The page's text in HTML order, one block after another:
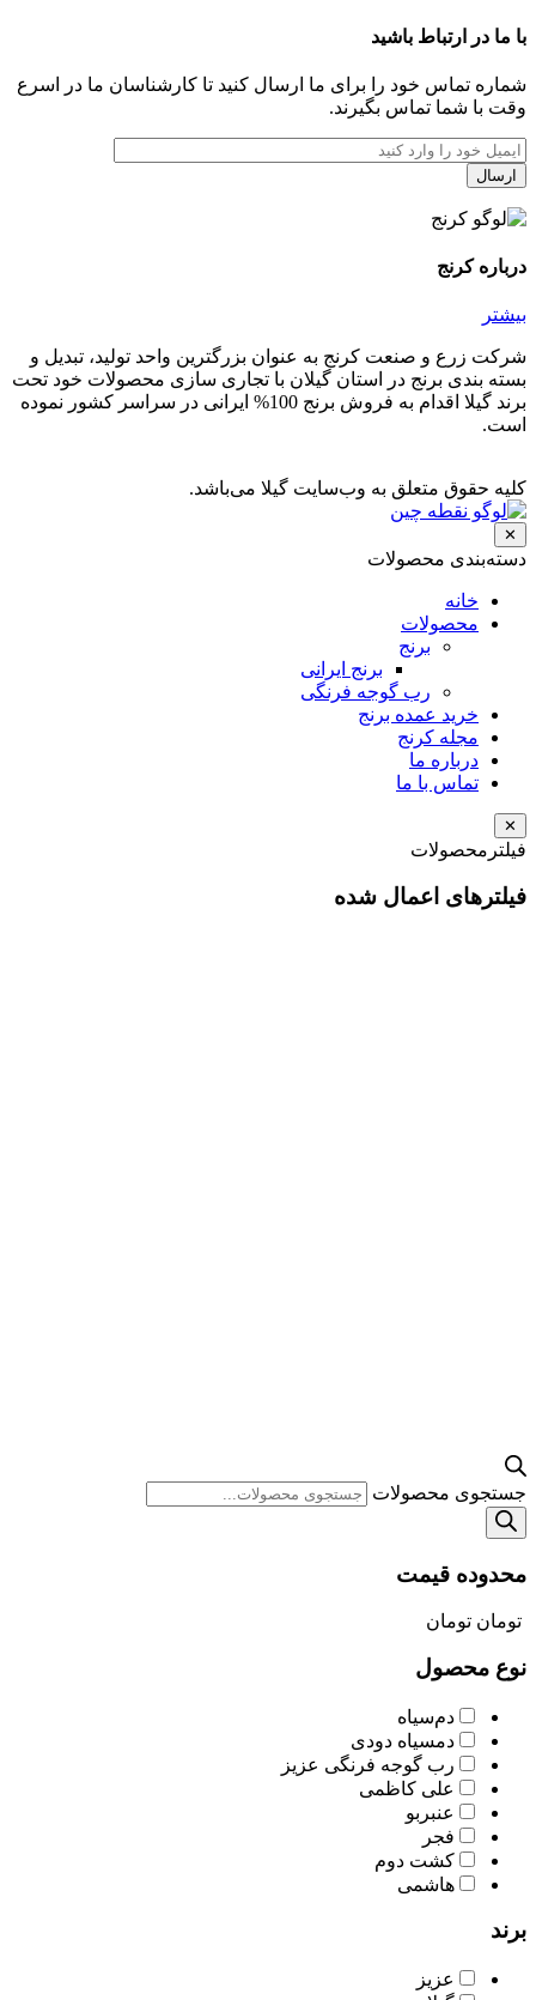
با ما در ارتباط باشید
شماره تماس خود را برای ما ارسال کنید تا کارشناسان ما در اسرع
وقت با شما تماس بگیرند.
درباره کرنج
بیشتر
شرکت زرع و صنعت کرنج به عنوان بزرگترین واحد تولید، تبدیل و
بسته بندی برنج در استان گیلان با تجاری سازی محصولات خود تحت
برند گیلا اقدام به فروش برنج 100% ایرانی در سراسر کشور نموده
است.
کلیه حقوق متعلق به وب‌سایت گیلا می‌باشد.
✕
دسته‌بندی محصولات
خانه
محصولات
برنج
برنج ایرانی
رب گوجه فرنگی
خرید عمده برنج
مجله کرنج
درباره ما
تماس با ما
✕
فیلتر محصولات
فیلترهای اعمال شده
جستجوی محصولات
محدوده قیمت
تومان تومان
نوع محصول
دم‌سیاه
دمسیاه دودی
رب گوجه فرنگی عزیز
علی کاظمی
عنبربو
فجر
کشت دوم
هاشمی
برند
عزیز